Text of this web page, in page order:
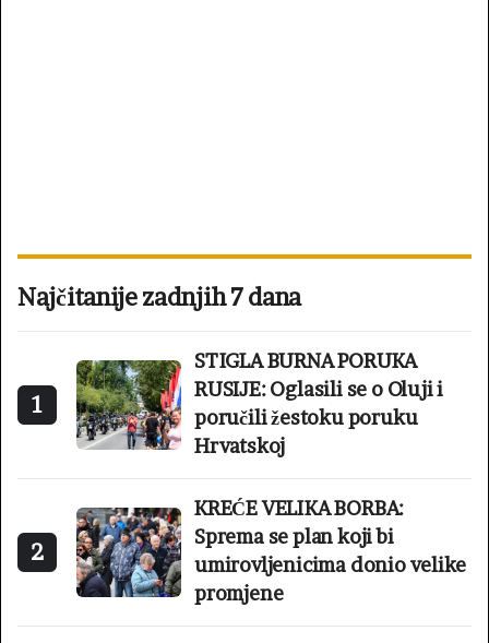
Najčitanije zadnjih 7 dana
1
STIGLA BURNA PORUKA
RUSIJE: Oglasili se o Oluji i
poručili žestoku poruku
Hrvatskoj
2
KREĆE VELIKA BORBA:
Sprema se plan koji bi
umirovljenicima donio velike
promjene